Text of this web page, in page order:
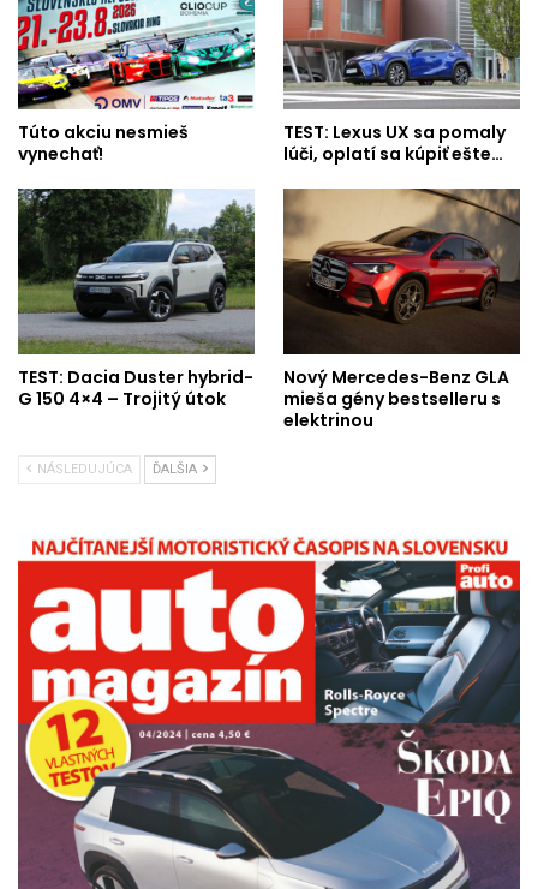
Túto akciu nesmieš
vynechať!
TEST: Lexus UX sa pomaly
lúči, oplatí sa kúpiť ešte…
TEST: Dacia Duster hybrid-
G 150 4×4 – Trojitý útok
Nový Mercedes-Benz GLA
mieša gény bestselleru s
elektrinou
NÁSLEDUJÚCA ĎALŠIA